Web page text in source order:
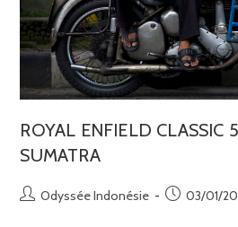
ROYAL ENFIELD CLASSIC
SUMATRA
Odyssée Indonésie 03/01/